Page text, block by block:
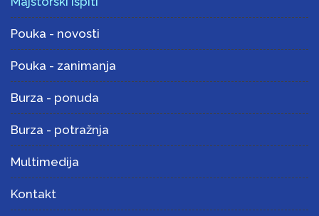
Pouka - novosti
Pouka - zanimanja
Burza - ponuda
Burza - potražnja
Multimedija
Kontakt